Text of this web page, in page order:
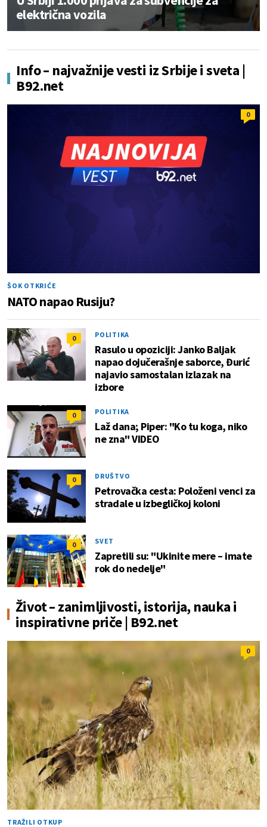
električna vozila
Info – najvažnije vesti iz Srbije i sveta |
B92.net
0
ŠOK OTKRIĆE
NATO napao Rusiju?
0 POLITIKA
Rasulo u opoziciji: Janko Baljak
napao dojučerašnje saborce, Đurić
najavio samostalan izlazak na
izbore
0 POLITIKA
Laž dana; Piper: "Ko tu koga, niko
ne zna" VIDEO
0 DRUŠTVO
Petrovačka cesta: Položeni venci za
stradale u izbegličkoj koloni
0 SVET
Zapretili su: "Ukinite mere – imate
rok do nedelje"
Život – zanimljivosti, istorija, nauka i
inspirativne priče | B92.net
0
TRAŽILI OTKUP